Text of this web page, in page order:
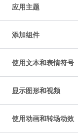
应用主题
添加组件
使用文本和表情符号
显示图形和视频
使用动画和转场动效